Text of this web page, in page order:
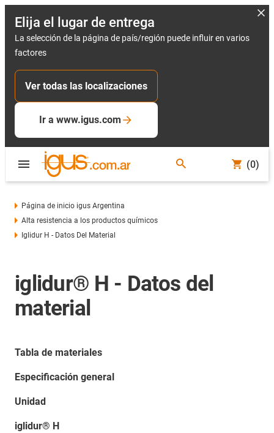
Elija el lugar de entrega
La selección de la página de país/región puede influir en varios
factores
Ver todas las localizaciones
Ir a www.igus.com
(0)
Página de inicio igus Argentina
Alta resistencia a los productos químicos
Iglidur H - Datos Del Material
iglidur® H - Datos del
material
Tabla de materiales
Especificación general
Unidad
iglidur® H